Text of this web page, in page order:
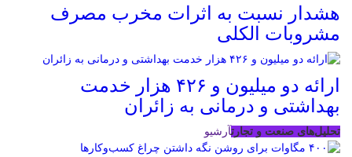
هشدار نسبت به اثرات مخرب مصرف
مشروبات الکلی
ارائه دو میلیون و ۴۲۶ هزار خدمت
بهداشتی و درمانی به زائران
تحلیل‌های صنعت و تجارتآرشیو